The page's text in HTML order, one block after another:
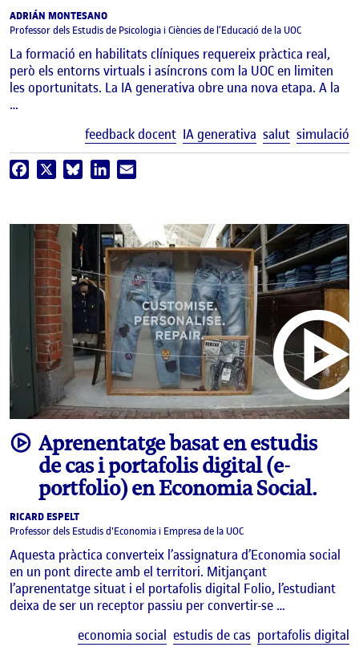
ADRIÁN MONTESANO
Professor dels Estudis de Psicologia i Ciències de l’Educació de la UOC
La formació en habilitats clíniques requereix pràctica real,
però els entorns virtuals i asíncrons com la UOC en limiten
les oportunitats. La IA generativa obre una nova etapa. A la
…
feedback docent IA generativa salut simulació
Facebook BlueskyLinkedIn
videoAprenentatge basat en estudis
de cas i portafolis digital (e-
portfolio) en Economia Social.
RICARD ESPELT
Professor dels Estudis d'Economia i Empresa de la UOC
Aquesta pràctica converteix l’assignatura d’Economia social
en un pont directe amb el territori. Mitjançant
l’aprenentatge situat i el portafolis digital Folio, l’estudiant
deixa de ser un receptor passiu per convertir-se …
economia social estudis de cas portafolis digital